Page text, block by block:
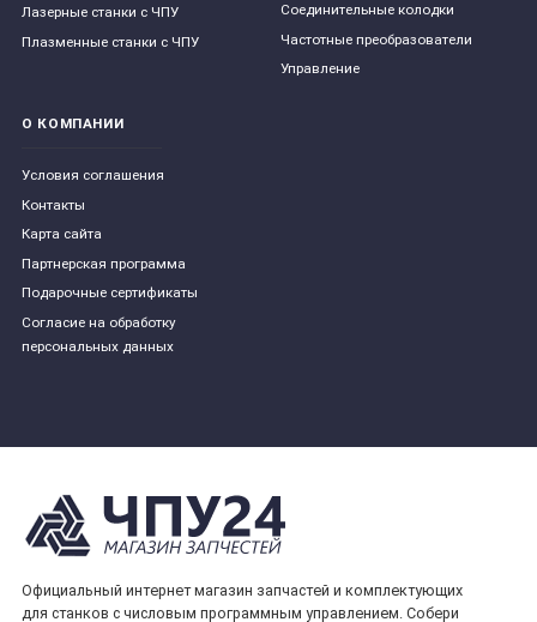
Лазерные станки с ЧПУ
Плазменные станки с ЧПУ
Соединительные колодки
Частотные преобразователи
Управление
О КОМПАНИИ
Условия соглашения
Контакты
Карта сайта
Партнерская программа
Подарочные сертификаты
Согласие на обработку
персональных данных
Официальный интернет магазин запчастей и комплектующих
для станков с числовым программным управлением. Собери